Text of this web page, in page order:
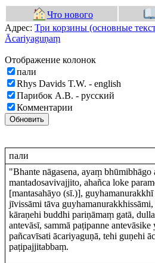
Что нового
Адрес: Три корзины (основные
Ācariyaguṇaṃ
Отображение колонок
пали
Rhys Davids T.W. - english
Парибок А.В. - русский
Комментарии
Обновить
пали
"Bhante nāgasena, ayaṃ bhūmibhāgo
mantadosavivajjito, ahañca loke
[mantasahāyo (sī.)],
jīvissāmi tāva guyhamanurakkhissāmi,
kāraṇehi buddhi pariṇāmaṃ gatā,
antevāsī, sammā paṭipanne antevāsike
pañcavīsati ācariyaguṇā, tehi guṇehi
paṭipajjitabbaṃ.